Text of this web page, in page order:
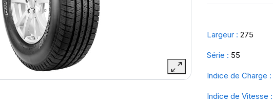
Largeur : 275
Série : 55
Indice de Charge :
Indice de Vitesse :